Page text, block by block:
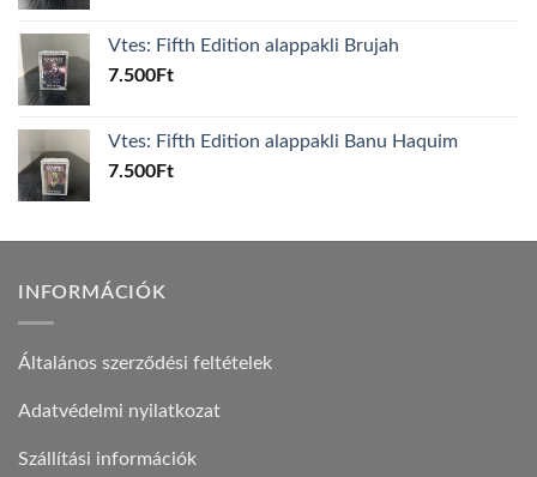
Vtes: Fifth Edition alappakli Brujah
7.500Ft
Vtes: Fifth Edition alappakli Banu Haquim
7.500Ft
INFORMÁCIÓK
Általános szerződési feltételek
Adatvédelmi nyilatkozat
Szállítási információk